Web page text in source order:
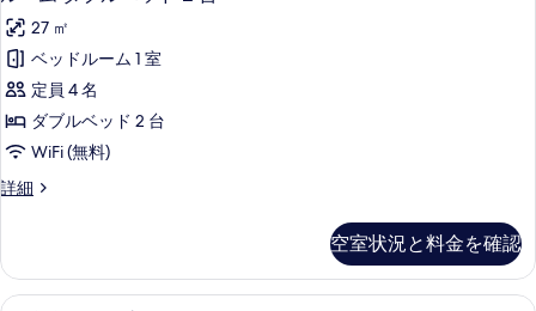
示
す
る
の
す
べ
て
の
写
表
ド
の
詳
細
ー
ム
ダ
ブ
ル
ベ
ッ
2
台
27 ㎡
ベッドルーム 1 室
定員 4 名
ダブルベッド 2 台
WiFi (無料)
詳細
ル
ブ
ル
空室状況と料金を確認
エグゼクティブ スイート 1 ベッドル